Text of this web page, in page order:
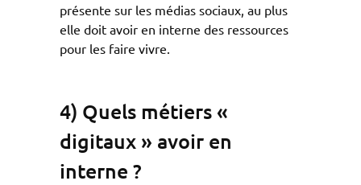
présente sur les médias sociaux, au plus
elle doit avoir en interne des ressources
pour les faire vivre.
4) Quels métiers «
digitaux » avoir en
interne ?